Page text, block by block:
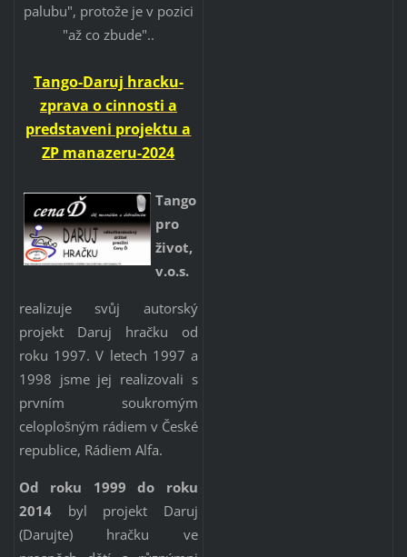
palubu", protože je v pozici
"až co zbude"..
Tango-Daruj hracku-
zprava o cinnosti a
predstaveni projektu a
ZP manazeru-2024
Tango
pro
život,
v.o.s.
realizuje svůj autorský
projekt Daruj hračku od
roku 1997. V letech 1997 a
1998 jsme jej realizovali s
prvním soukromým
celoplošným rádiem v České
republice, Rádiem Alfa.
Od roku 1999 do roku
2014byl projekt Daruj
(Darujte) hračku ve